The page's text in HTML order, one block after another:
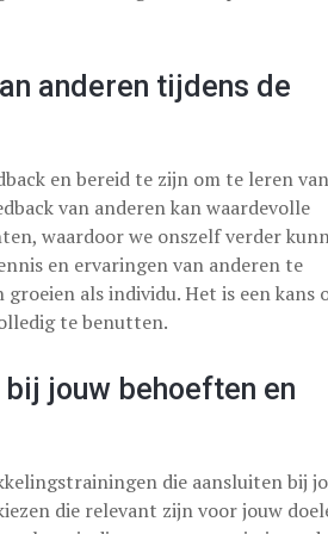
anderen tijdens de
en bereid te zijn om te leren van
van anderen kan waardevolle
waardoor we onszelf verder
en ervaringen van anderen te
als individu. Het is een kans
te benutten.
jouw behoeften en
die aansluiten bij
die relevant zijn voor jouw